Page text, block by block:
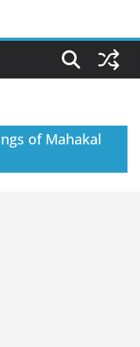
of Mahakal